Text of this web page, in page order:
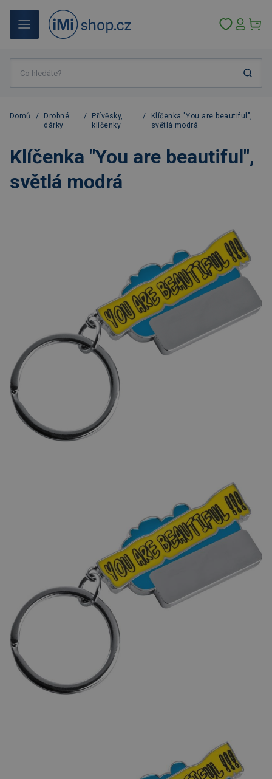
Domů /
Drobné
dárky
/
Přívěsky,
klíčenky
/
Klíčenka "You are beautiful",
světlá modrá
Klíčenka "You are beautiful",
světlá modrá